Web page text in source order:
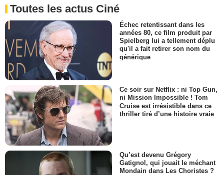
Toutes les actus Ciné
Échec retentissant dans les
années 80, ce film produit par
Spielberg lui a tellement déplu
qu'il a fait retirer son nom du
générique
Ce soir sur Netflix : ni Top Gun,
ni Mission Impossible ! Tom
Cruise est irrésistible dans ce
thriller tiré d’une histoire vraie
Qu’est devenu Grégory
Gatignol, qui jouait le méchant
Mondain dans Les Choristes ?